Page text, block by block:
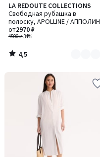
LA REDOUTE COLLECTIONS
Свободная рубашка в
полоску, APOLLINE / АППОЛИН
4500 ₽-34%
от2970 ₽
4,5
/ 5
Количество
цветов:
3
4,5
/